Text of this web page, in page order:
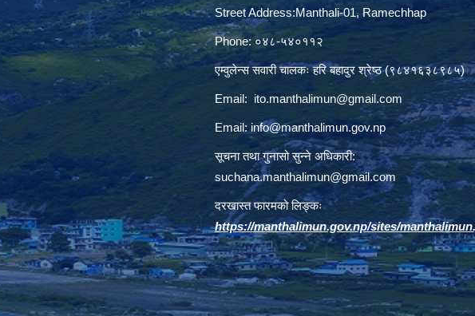
Street Address:Manthali-01, Ramechhap
Phone: ०४८-५४०११२
एम्वुलेन्स सवारी चालकः हरि बहादुर श्रेष्ठ (९८४१६३८९८५)
Email: ito.manthalimun@gmail.com
Email:info@manthalimun.gov.np
सूचना तथा गुनासो सुन्ने अधिकारी:
suchana.manthalimun@gmail.com
दरखास्त फारमको लिङ्कः
https://manthalimun.gov.np/sites/